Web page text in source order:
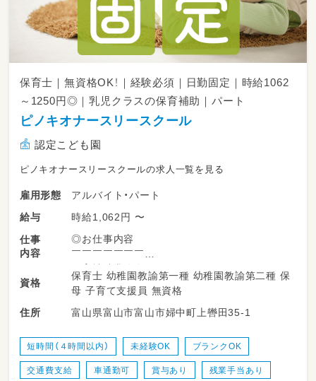
保育士｜無資格OK！｜経験必須｜日勤固定｜時給1062
～1250円◎｜乳児クラスの保育補助｜パート
ピノキオナースリースクール
認定こども園
ピノキオナースリースクールの求人一覧を見る
雇用形態
アルバイト・パート
給与
時給1,062円 〜
仕事
内容
◎お仕事内容
￣￣￣￣￣￣￣
保育補助業務全般をお願いします！
・子どもの受け入れ
・遊びの見守り
・トイレやおやつ、給食の補助
◎給与
資格
保育士 幼稚園教諭第一種 幼稚園教諭第二種 保
母 子育て支援員 無資格
住所
富山県富山市富山市婦中町上轡田35-1
短時間（４時間以内） 未経験OK ブランクOK
交通費支給 車通勤可 賞与あり 残業手当あり